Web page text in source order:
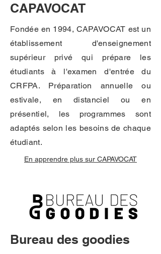
CAPAVOCAT
Fondée en 1994, CAPAVOCAT est un
établissement d'enseignement
supérieur privé qui prépare les
étudiants à l'examen d'entrée du
CRFPA. Préparation annuelle ou
estivale, en distanciel ou en
présentiel, les programmes sont
adaptés selon les besoins de chaque
étudiant.
En apprendre plus sur CAPAVOCAT
Bureau des goodies